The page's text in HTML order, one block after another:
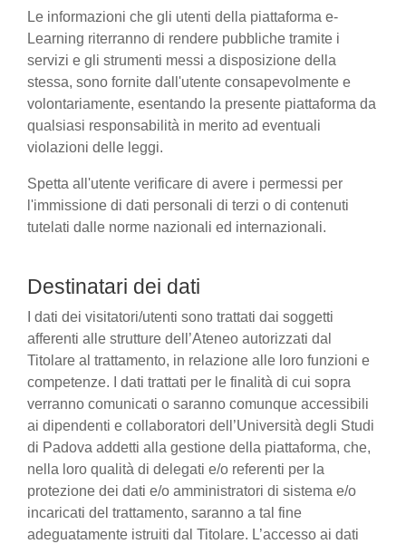
Le informazioni che gli utenti della piattaforma e-
Learning riterranno di rendere pubbliche tramite i
servizi e gli strumenti messi a disposizione della
stessa, sono fornite dall'utente consapevolmente e
volontariamente, esentando la presente piattaforma da
qualsiasi responsabilità in merito ad eventuali
violazioni delle leggi.
Spetta all'utente verificare di avere i permessi per
l'immissione di dati personali di terzi o di contenuti
tutelati dalle norme nazionali ed internazionali.
Destinatari dei dati
I dati dei visitatori/utenti sono trattati dai soggetti
afferenti alle strutture dell’Ateneo autorizzati dal
Titolare al trattamento, in relazione alle loro funzioni e
competenze. I dati trattati per le finalità di cui sopra
verranno comunicati o saranno comunque accessibili
ai dipendenti e collaboratori dell’Università degli Studi
di Padova addetti alla gestione della piattaforma, che,
nella loro qualità di delegati e/o referenti per la
protezione dei dati e/o amministratori di sistema e/o
incaricati del trattamento, saranno a tal fine
adeguatamente istruiti dal Titolare. L’accesso ai dati